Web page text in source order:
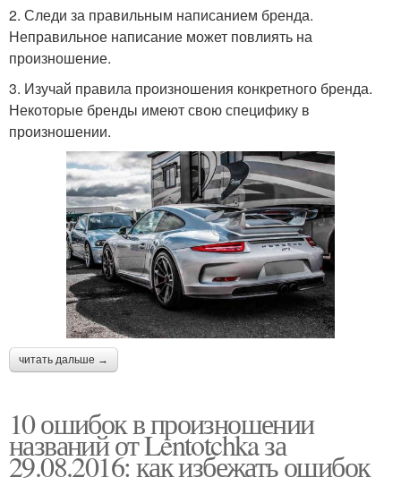
2. Следи за правильным написанием бренда.
Неправильное написание может повлиять на
произношение.
3. Изучай правила произношения конкретного бренда.
Некоторые бренды имеют свою специфику в
произношении.
читать дальше →
10 ошибок в произношении
названий от Lentotchka за
29.08.2016: как избежать ошибок